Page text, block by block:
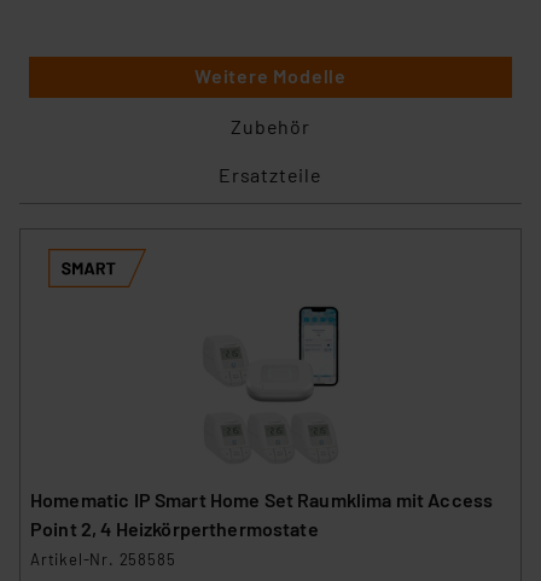
Weitere Modelle
Zubehör
Ersatzteile
Homematic IP Smart Home Set Raumklima mit Access
Point 2, 4 Heizkörperthermostate
Artikel-Nr. 258585